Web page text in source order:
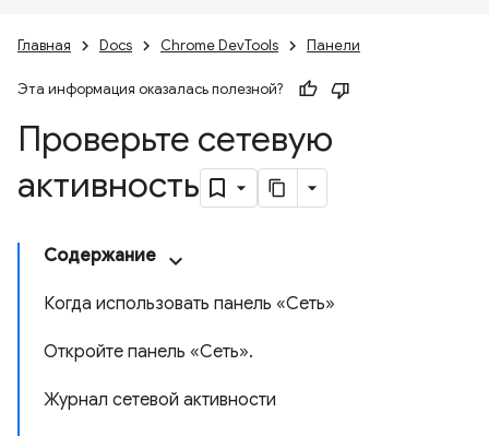
Главная Docs Chrome DevTools Панели
Эта информация оказалась полезной?
Проверьте сетевую
активность
Содержание
Когда использовать панель «Сеть»
Откройте панель «Сеть».
Журнал сетевой активности